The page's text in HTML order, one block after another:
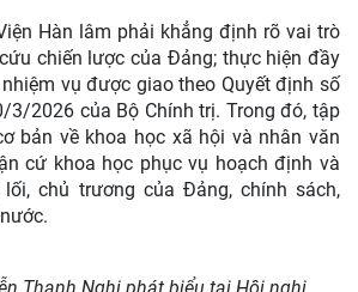
Hàn lâm phải khẳng định rõ vai trò
chiến lược của Đảng; thực hiện đầy
vụ được giao theo Quyết định số
3/2026 của Bộ Chính trị. Trong đó, tập
bản về khoa học xã hội và nhân văn
cứ khoa học phục vụ hoạch định và
chủ trương của Đảng, chính sách,